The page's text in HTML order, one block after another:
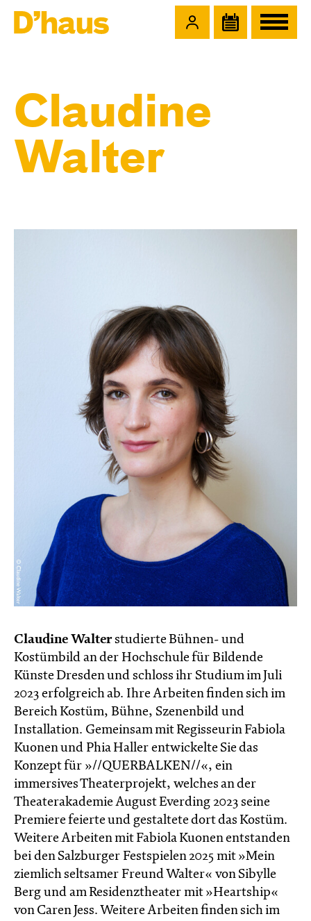
Claudine
Walter
Claudine Walterstudierte Bühnen- und
Kostümbild an der Hochschule für Bildende
Künste Dresden und schloss ihr Studium im Juli
2023 erfolgreich ab. Ihre Arbeiten finden sich im
Bereich Kostüm, Bühne, Szenenbild und
Installation. Gemeinsam mit Regisseurin Fabiola
Kuonen und Phia Haller entwickelte Sie das
Konzept für »//QUERBALKEN//«, ein
immersives Theaterprojekt, welches an der
Theaterakademie August Everding 2023 seine
Premiere feierte und gestaltete dort das Kostüm.
Weitere Arbeiten mit Fabiola Kuonen entstanden
bei den Salzburger Festspielen 2025 mit »Mein
ziemlich seltsamer Freund Walter« von Sibylle
Berg und am Residenztheater mit »Heartship«
von Caren Jess. Weitere Arbeiten finden sich im